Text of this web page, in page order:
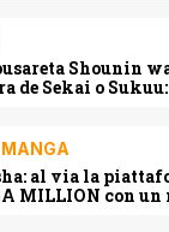
Shounin
de Sekai o
al via la
MILLION con